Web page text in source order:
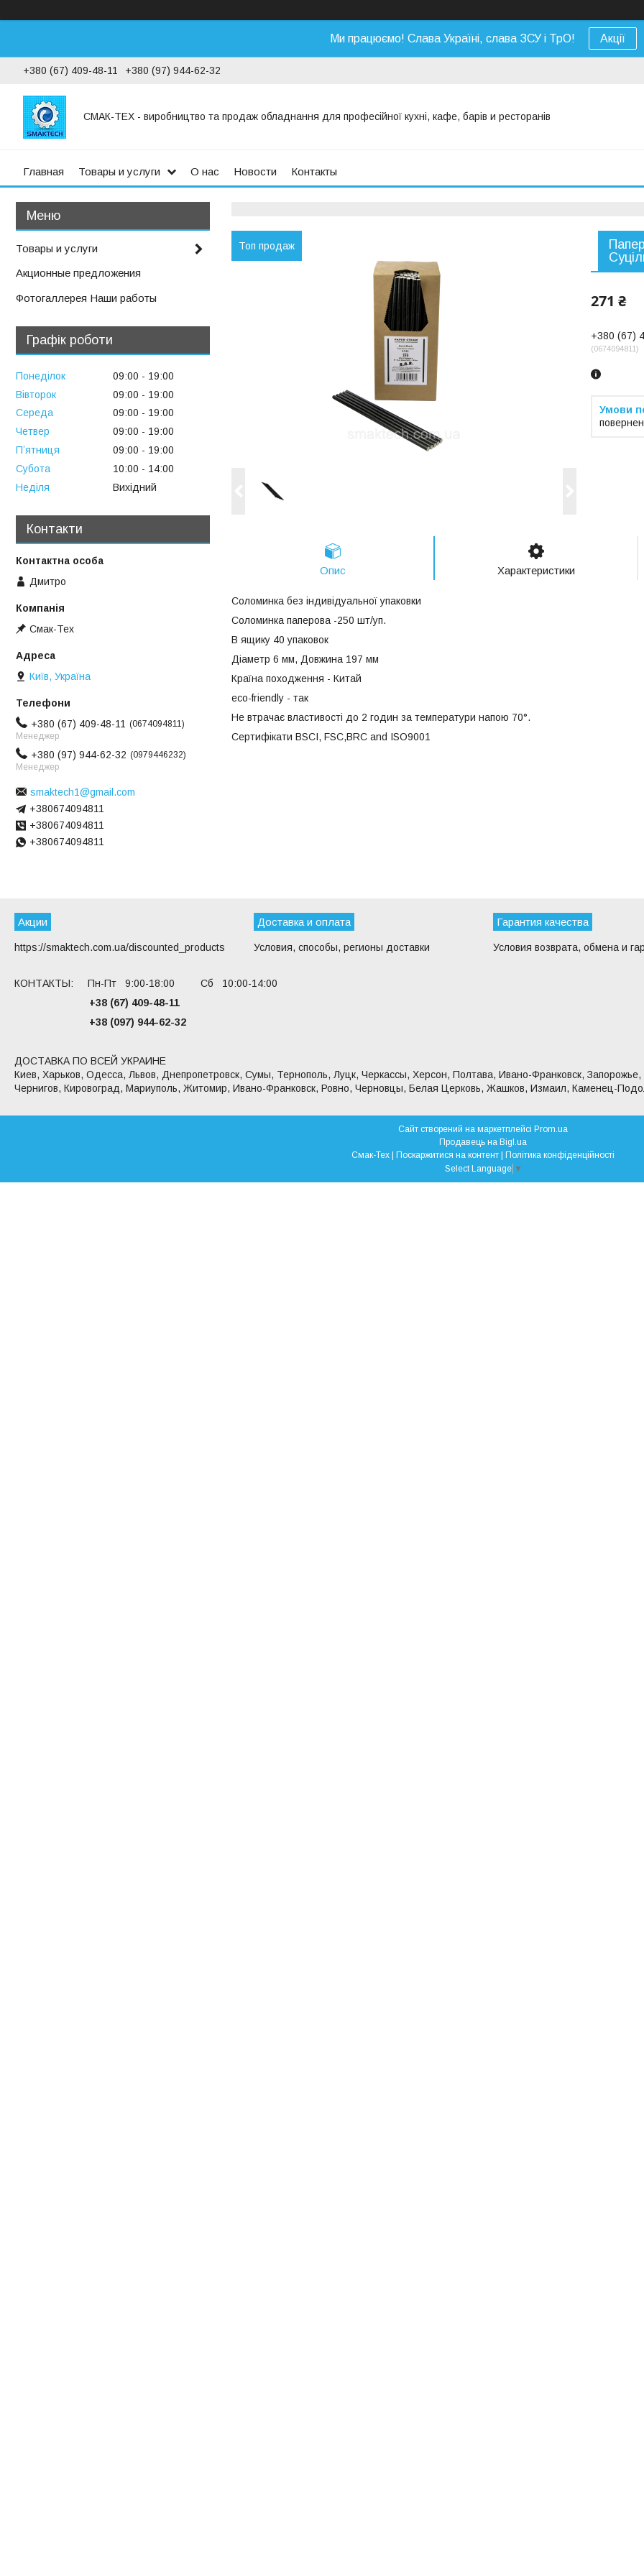
Ми працюємо! Слава Україні, слава ЗСУ і ТрО! Акції
+380 (67) 409-48-11 +380 (97) 944-62-32
СМАК-ТЕХ - виробництво та продаж обладнання для професійної кухні, кафе, барів и ресторанів
Главная Товары и услуги О нас Новости Контакты
Топ продаж
271 ₴
+380 (67)
0674094811
Опис Характеристики
Соломинка без індивідуальної упаковки
Соломинка паперова -250 шт/уп.
В ящику 40 упаковок
Діаметр 6 мм, Довжина 197 мм
Країна походження - Китай
eco-friendly - так
Не втрачає властивості до 2 годин за температури напою 70°.
Сертифікати BSCI, FSC,BRC and ISO9001
Товары и услуги
Акционные предложения
Фотогаллерея Наши работы
Графік роботи
Понеділок 09:00
19:00
Вівторок
09:00
19:00
Середа
09:00
19:00
Четвер
09:00
19:00
Пʼятниця
09:00
19:00
Субота
10:00
14:00
Неділя
Вихідний
Контакти
Дмитро
Смак-Тех
Київ, Україна
+380 (67) 409-48-11
0674094811
Менеджер
+380 (97) 944-62-32
0979446232
Менеджер
smaktech1@gmail.com
+380674094811
+380674094811
+380674094811
Акции
https://smaktech.com.ua/discounted_products
Доставка и оплата
Условия, способы, регионы доставки
Гарантия качества
Условия возврата, обмена и
КОНТАКТЫ: Пн-Пт 9:00-18:00 Сб 10:00-14:00
+38 (67) 409-48-11
+38 (097) 944-62-32
ДОСТАВКА ПО ВСЕЙ УКРАИНЕ
Киев, Харьков, Одесса, Львов, Днепропетровск, Сумы, Тернополь, Луцк, Черкассы, Херсон, Полтава, Ивано-Франковск,
Чернигов, Кировоград, Мариуполь, Житомир, Ивано-Франковск, Ровно, Черновцы, Белая Церковь, Жашков, Измаил, Каменец-
Сайт створений на маркетплейсі Prom.ua
Продавець на Bigl.ua
Смак-Тех | Поскаржитися на контент | Політика конфіденційності
Select Language ▼